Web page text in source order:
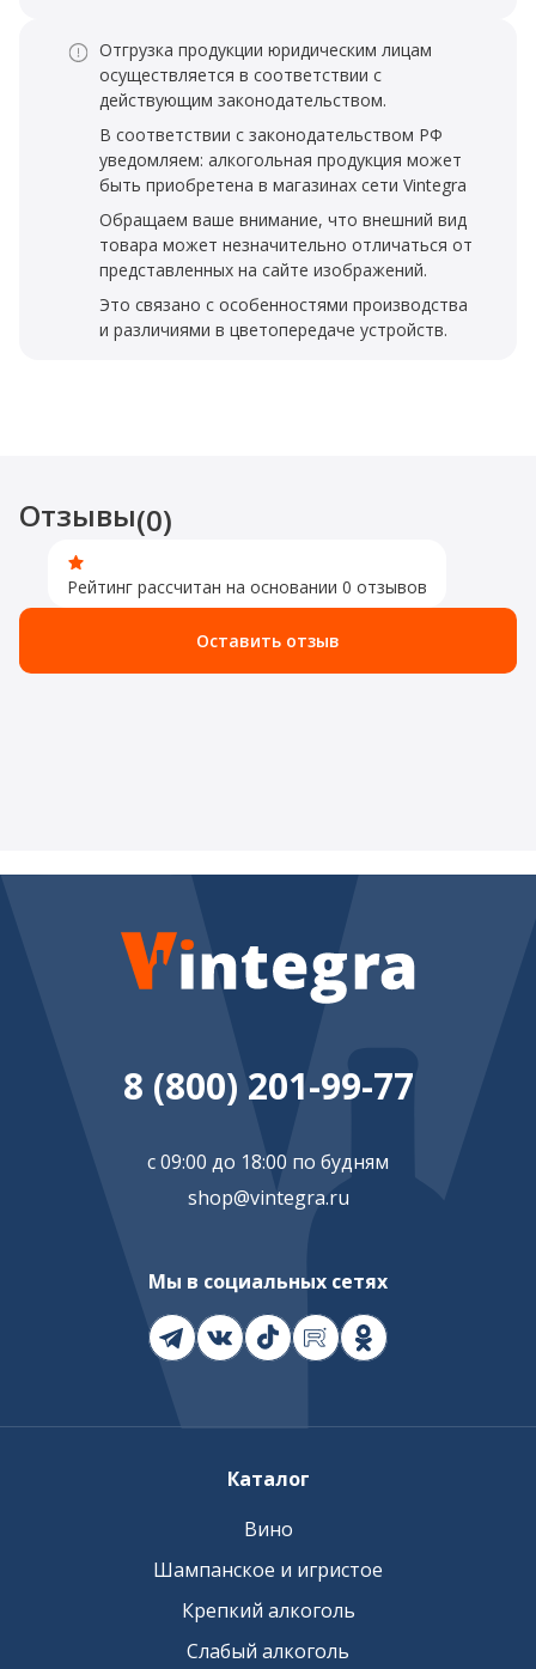
Отгрузка продукции юридическим лицам
осуществляется в соответствии с
действующим законодательством.
В соответствии с законодательством РФ
уведомляем: алкогольная продукция может
быть приобретена в магазинах сети Vintegra
Обращаем ваше внимание, что внешний вид
товара может незначительно отличаться от
представленных на сайте изображений.
Это связано с особенностями производства
и различиями в цветопередаче устройств.
Отзывы(0)
Рейтинг рассчитан на основании 0 отзывов
Оставить отзыв
8 (800) 201-99-77
с 09:00 до 18:00 по будням
shop@vintegra.ru
Мы в социальных сетях
Каталог
Вино
Шампанское и игристое
Крепкий алкоголь
Слабый алкоголь